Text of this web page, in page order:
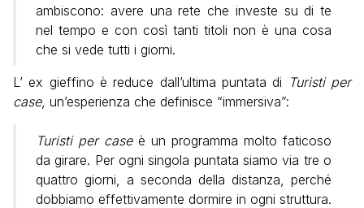
ambiscono: avere una rete che investe su di te
nel tempo e con così tanti titoli non è una cosa
che si vede tutti i giorni.
L’ ex gieffino è reduce dall’ultima puntata di Turisti per
case, un’esperienza che definisce “immersiva”:
Turisti per caseè un programma molto faticoso
da girare. Per ogni singola puntata siamo via tre o
quattro giorni, a seconda della distanza, perché
dobbiamo effettivamente dormire in ogni struttura.